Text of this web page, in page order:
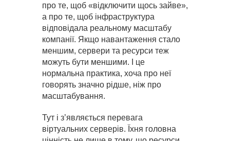
про те, щоб «відключити щось зайве»,
а про те, щоб інфраструктура
відповідала реальному масштабу
компанії. Якщо навантаження стало
меншим, сервери та ресурси теж
можуть бути меншими. І це
нормальна практика, хоча про неї
говорять значно рідше, ніж про
масштабування.
Тут і з’являється перевага
віртуальних серверів. Їхня головна